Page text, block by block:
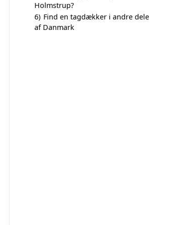
Holmstrup?
6) Find en tagdækker i andre dele
af Danmark